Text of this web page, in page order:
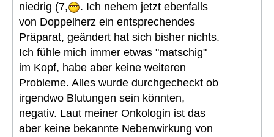
niedrig (7,
. Ich nehem jetzt ebenfalls
von Doppelherz ein entsprechendes
Präparat, geändert hat sich bisher nichts.
Ich fühle mich immer etwas "matschig"
im Kopf, habe aber keine weiteren
Probleme. Alles wurde durchgecheckt ob
irgendwo Blutungen sein könnten,
negativ. Laut meiner Onkologin ist das
aber keine bekannte Nebenwirkung von